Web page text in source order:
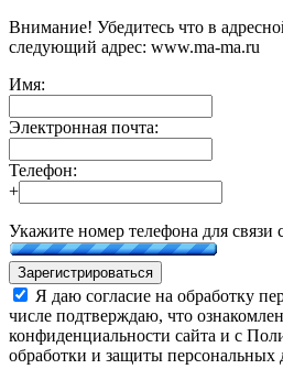
Внимание! Убедитесь что в
следующий адрес: www.ma-ma.ru
Имя:
Электронная почта:
Телефон:
+
Укажите номер телефона для связи
Зарегистрироваться
Я даю согласие на обработку
числе подтверждаю, что
конфиденциальности сайта и с
обработки и защиты персональных